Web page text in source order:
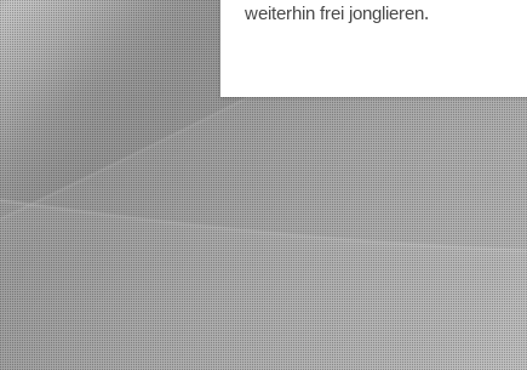
weiterhin frei jonglieren.